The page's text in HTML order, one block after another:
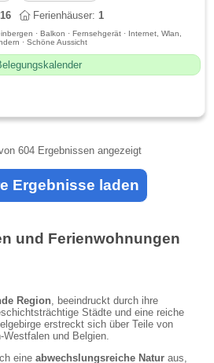
16 Ferienhäuser:1
· Balkon · Fernsehgerät · Internet, Wlan,
· Schöne Aussicht
604 Ergebnissen angezeigt
Ergebnisse laden
und Ferienwohnungen
Region , beeindruckt durch ihre
Städte und eine reiche
erstreckt sich über Teile von
und Belgien.
eineabwechslungsreiche Natur aus,